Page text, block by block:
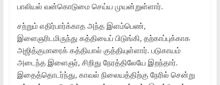
பாலியல் வன்கொடுமை செய்ய முயன்றுள்ளார்.
சற்றும் எதிர்பார்க்காத அந்த இளம்பெண்,
இளைஞரிடமிருந்து கத்தியைப் பிடுங்கி, தற்காப்புக்காக
அஜித்குமாரைக் கத்தியால் குத்தியுள்ளார். படுகாயம்
அடைந்த இளைஞர், சிறிது நேரத்திலேயே இறந்தார்.
இதைத்தொடர்ந்து, காவல் நிலையத்திற்கு நேரில் சென்று